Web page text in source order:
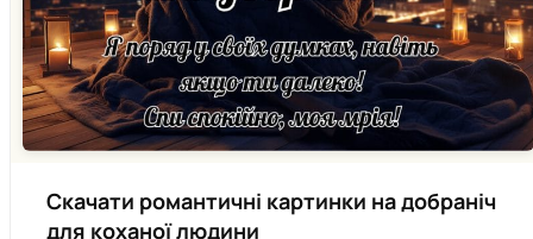
Скачати романтичні картинки на добраніч
для коханої людини